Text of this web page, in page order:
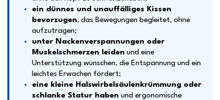
ein dünnes und unauffälliges Kissen
bevorzugen, das Bewegungen begleitet, ohne
aufzutragen;
unter Nackenverspannungen oder
Muskelschmerzen leiden und eine
Unterstützung wünschen, die Entspannung und ein
leichtes Erwachen fördert;
eine kleine Halswirbelsäulenkrümmung oder
schlanke Statur haben und ergonomische